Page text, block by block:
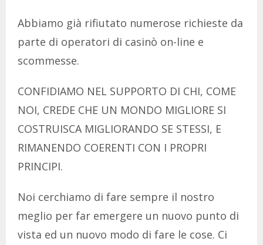
Abbiamo già rifiutato numerose richieste da
parte di operatori di casinò on-line e
scommesse.
CONFIDIAMO NEL SUPPORTO DI CHI, COME
NOI, CREDE CHE UN MONDO MIGLIORE SI
COSTRUISCA MIGLIORANDO SE STESSI, E
RIMANENDO COERENTI CON I PROPRI
PRINCIPI.
Noi cerchiamo di fare sempre il nostro
meglio per far emergere un nuovo punto di
vista ed un nuovo modo di fare le cose. Ci